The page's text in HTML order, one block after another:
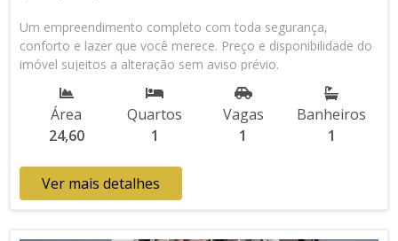
Um empreendimento completo com toda segurança,
conforto e lazer que você merece. Preço e disponibilidade do
imóvel sujeitos a alteração sem aviso prévio.
Área
24,60
Quartos
1
Vagas
1
Banheiros
1
Ver mais detalhes